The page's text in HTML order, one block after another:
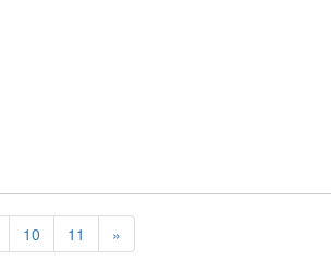
10 11 »